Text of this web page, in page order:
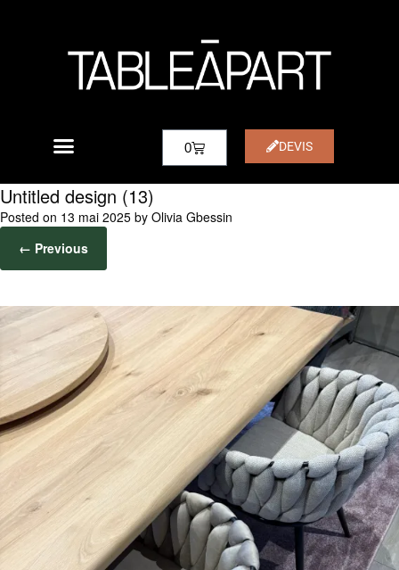
0 DEVIS
Untitled design (13)
Posted on 13 mai 2025 by Olivia Gbessin
← Previous